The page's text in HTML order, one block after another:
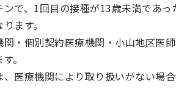
で、1回目の接種が13歳未満であ
ます。
・個別契約医療機関・小山地区医
。
医療機関により取り扱いがない場